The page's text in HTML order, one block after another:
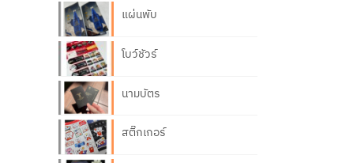
แผ่นพับ
โบว์ชัวร์
นามบัตร
สติ๊กเกอร์